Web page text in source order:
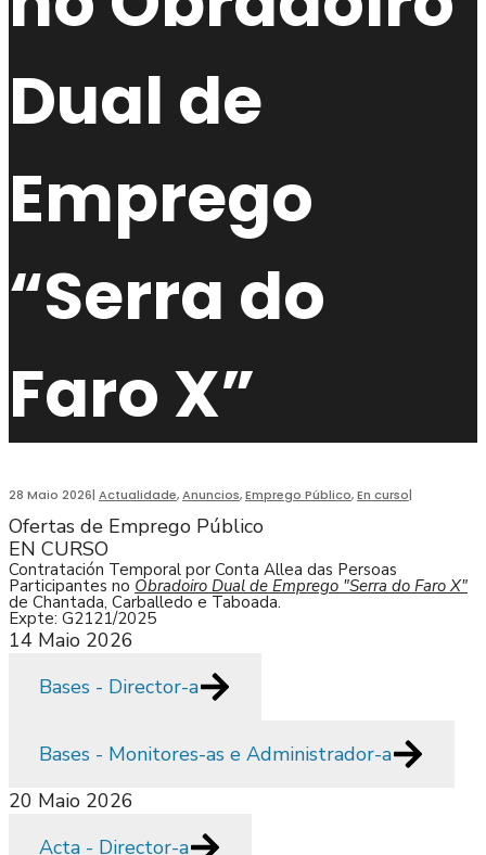
Dual de
Emprego
“Serra do
Faro X”
28 Maio 2026| Actualidade,Anuncios,Emprego Público,En curso|
Ofertas de Emprego Público
EN CURSO
Contratación Temporal por Conta Allea das Persoas
Participantes no Obradoiro Dual de Emprego "Serra do Faro X"
de Chantada, Carballedo e Taboada.
Expte: G2121/2025
14 Maio 2026
Bases - Director-a
Bases - Monitores-as e Administrador-a
20 Maio 2026
Acta - Director-a